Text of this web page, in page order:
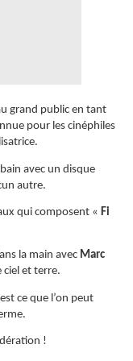
grand public en tant
pour les cinéphiles
avec un disque
autre.
qui composent « Fi
la main avec Marc
et terre.
ce que l’on peut
!